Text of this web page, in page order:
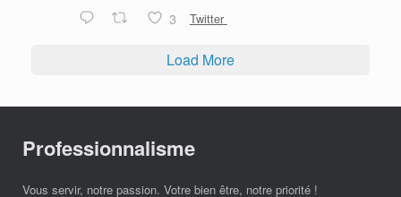
3 Twitter
Load More
Professionnalisme
Vous servir, notre passion. Votre bien être, notre priorité !